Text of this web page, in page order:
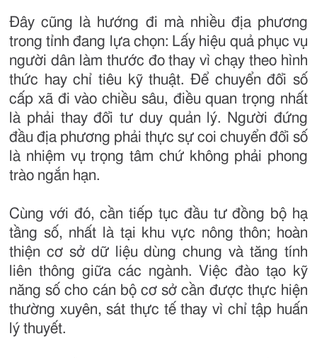
Đây cũng là hướng đi mà nhiều địa phương
trong tỉnh đang lựa chọn: Lấy hiệu quả phục vụ
người dân làm thước đo thay vì chạy theo hình
thức hay chỉ tiêu kỹ thuật. Để chuyển đổi số
cấp xã đi vào chiều sâu, điều quan trọng nhất
là phải thay đổi tư duy quản lý. Người đứng
đầu địa phương phải thực sự coi chuyển đổi số
là nhiệm vụ trọng tâm chứ không phải phong
trào ngắn hạn.
Cùng với đó, cần tiếp tục đầu tư đồng bộ hạ
tầng số, nhất là tại khu vực nông thôn; hoàn
thiện cơ sở dữ liệu dùng chung và tăng tính
liên thông giữa các ngành. Việc đào tạo kỹ
năng số cho cán bộ cơ sở cần được thực hiện
thường xuyên, sát thực tế thay vì chỉ tập huấn
lý thuyết.